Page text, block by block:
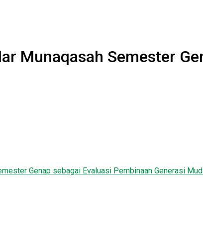
Munaqasah Semester